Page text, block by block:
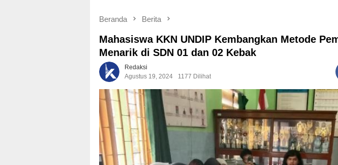
Beranda Berita
Mahasiswa KKN UNDIP Kembangkan Metode
Menarik di SDN 01 dan 02 Kebak
Redaksi
Agustus 19, 2024
1177 Dilihat